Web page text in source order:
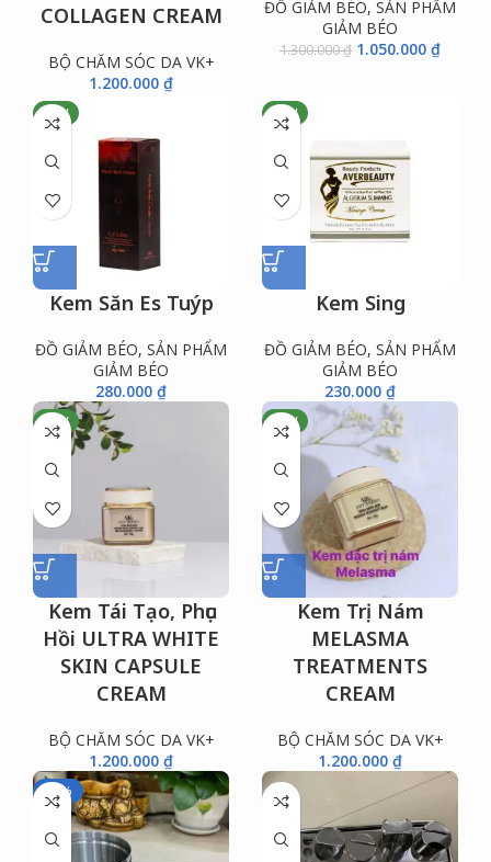
COLLAGEN CREAM
BỘ CHĂM SÓC DA VK+
1.200.000 ₫
ĐỒ GIẢM BÉO, SẢN PHẨM
GIẢM BÉO
1.300.000₫ 1.050.000 ₫
NEW
Kem Săn Es Tuýp
ĐỒ GIẢM BÉO, SẢN PHẨM
GIẢM BÉO
280.000 ₫
NEW
Kem Sing
ĐỒ GIẢM BÉO, SẢN PHẨM
GIẢM BÉO
230.000 ₫
NEW
Kem Tái Tạo, Phục
Hồi ULTRA WHITE
SKIN CAPSULE
CREAM
BỘ CHĂM SÓC DA VK+
1.200.000 ₫
NEW
Kem Trị Nám
MELASMA
TREATMENTS
CREAM
BỘ CHĂM SÓC DA VK+
1.200.000 ₫
-13%